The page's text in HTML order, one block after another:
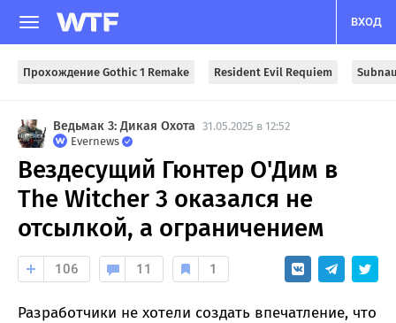
ВХОД
Прохождение Gothic 1 Remake Resident Evil Requiem
Ведьмак 3: Дикая Охота 31.05.2025 в 12:52
Evernews
Вездесущий Гюнтер О'Дим в
The Witcher 3 оказался не
отсылкой, а ограничением
106 11 1
Разработчики не хотели создать впечатление, что